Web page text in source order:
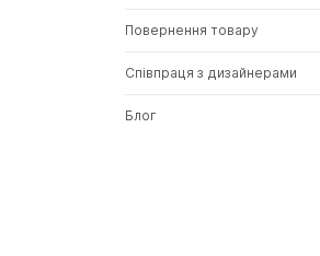
Повернення товару
Співпраця з дизайнерами
Блог